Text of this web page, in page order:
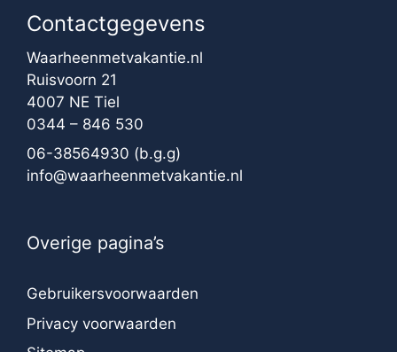
Contactgegevens
Waarheenmetvakantie.nl
Ruisvoorn 21
4007 NE Tiel
0344 – 846 530
06-38564930 (b.g.g)
info@waarheenmetvakantie.nl
Overige pagina’s
Gebruikersvoorwaarden
Privacy voorwaarden